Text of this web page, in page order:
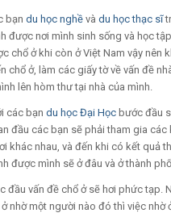
bạn du học nghềvà du học thạc sĩ
được nơi mình sinh sống và học
chổ ở khi còn ở Việt Nam vậy nên
chổ ở, làm các giấy tờ về vấn đề
lên hòm thư tại nhà của mình.
các bạn du học Đại Họcbước đầu
đầu các bạn sẽ phải tham gia các
khác nhau, và đến khi có kết quả
được mình sẽ ở đâu và ở thành phố
đầu vấn đề chổ ở sẽ hơi phức tạp.
nhờ một người nào đó thì việc nhờ